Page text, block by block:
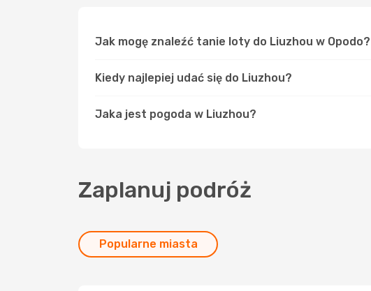
Jak mogę znaleźć tanie loty do Liuzhou w Opodo?
Kiedy najlepiej udać się do Liuzhou?
Jaka jest pogoda w Liuzhou?
Zaplanuj podróż
Popularne miasta